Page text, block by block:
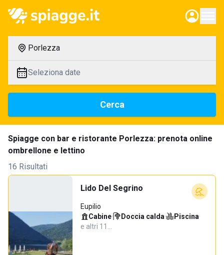
Porlezza
Seleziona date
Cerca
Spiagge con bar e ristorante Porlezza: prenota online
ombrellone e lettino
16 Risultati
Lido Del Segrino
Eupilio
Cabine· Doccia calda· Piscina·
e altri 11…